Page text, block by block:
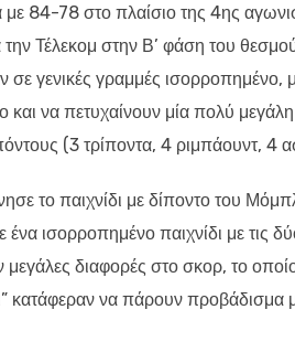
84-78 στο πλαίσιο της 4ης
Τέλεκομ στην Β’ φάση του
σε γενικές γραμμές
και να πετυχαίνουν μία πολύ
(3 τρίποντα, 4 ριμπάουντ, 4
το παιχνίδι με δίποντο του
ένα ισορροπημένο παιχνίδι με
μεγάλες διαφορές στο σκορ, το
κατάφεραν να πάρουν